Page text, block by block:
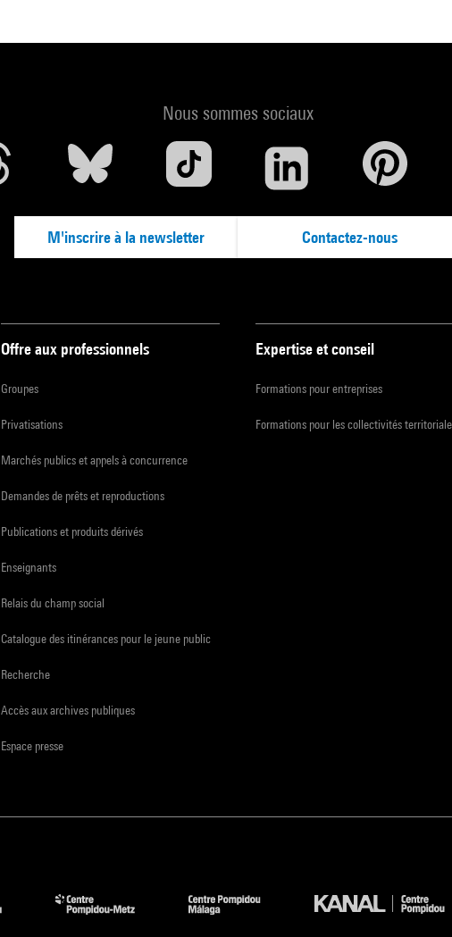
Nous sommes sociaux
M'inscrire à la newsletter Contactez-nous
Offre aux professionnels
Groupes
Privatisations
Marchés publics et appels à concurrence
Demandes de prêts et reproductions
Publications et produits dérivés
Enseignants
Relais du champ social
Catalogue des itinérances pour le jeune public
Recherche
Accès aux archives publiques
Espace presse
Expertise et conseil
Formations pour entreprises
Formations pour les collectivités